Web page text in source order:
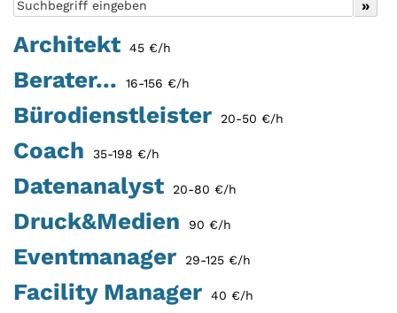
Architekt 45 €/h
Berater... 16-156 €/h
Bürodienstleister 20-50 €/h
Coach 35-198 €/h
Datenanalyst 20-80 €/h
Druck&Medien 90 €/h
Eventmanager 29-125 €/h
Facility Manager 40 €/h